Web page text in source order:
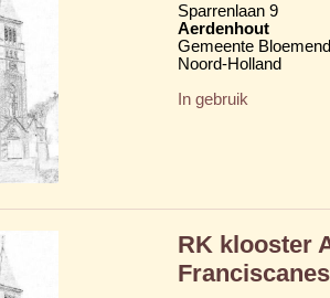
Sparrenlaan 9
Aerdenhout
Gemeente
Noord-Holland
In gebruik
RK klooster